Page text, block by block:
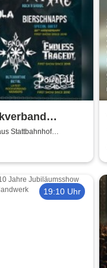
Stattbahnhof
19:10 Uhr